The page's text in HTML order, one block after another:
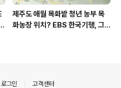
제주도 애월 목화밭 청년 농부 목
화농장 위치? EBS 한국기행, 그
로그인 고객센터